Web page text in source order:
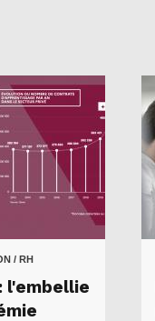
/ RH
l'embellie